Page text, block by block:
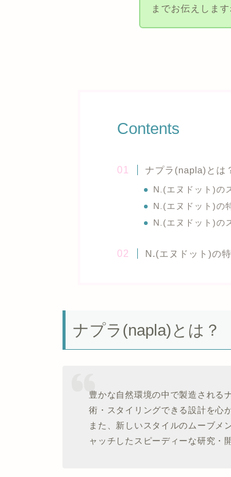
までお伝えします
Contents
ナプラ(napla)とは
N.(エヌドット)の
N.(エヌドット)の
N.(エヌドット)の
N.(エヌドット)の
ナプラ(napla)とは？
豊かな自然環境の中で製造される
術・スタイリングできる設計を心
また、新しいスタイルのムーブメ
ャッチしたスピーディーな研究・